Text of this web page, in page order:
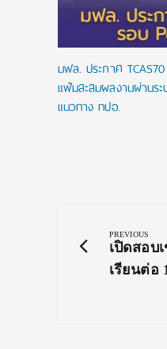
มฟล. ประกาศ
แฟ้มสะสมผลงานผ่านร
แนวทาง ทปอ.
PREVIOUS
Previous
Post:
เปิดสอบ
เรียนต่อ